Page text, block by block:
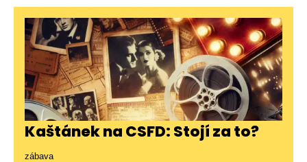
Kaštánek na CSFD: Stojí za to?
zábava